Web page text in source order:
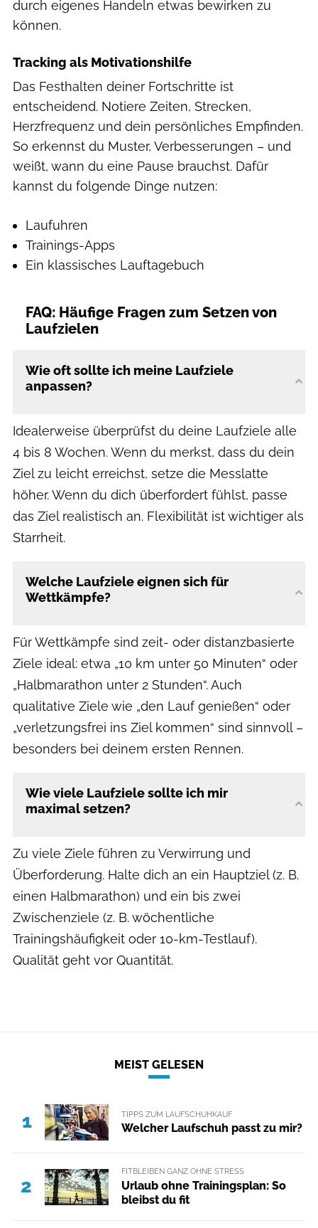
durch eigenes Handeln etwas bewirken zu
können.
Tracking als Motivationshilfe
Das Festhalten deiner Fortschritte ist
entscheidend. Notiere Zeiten, Strecken,
Herzfrequenz und dein persönliches Empfinden.
So erkennst du Muster, Verbesserungen – und
weißt, wann du eine Pause brauchst. Dafür
kannst du folgende Dinge nutzen:
Laufuhren
Trainings-Apps
Ein klassisches Lauftagebuch
FAQ: Häufige Fragen zum Setzen von
Laufzielen
Wie oft sollte ich meine Laufziele
anpassen?
Idealerweise überprüfst du deine Laufziele alle
4 bis 8 Wochen. Wenn du merkst, dass du dein
Ziel zu leicht erreichst, setze die Messlatte
höher. Wenn du dich überfordert fühlst, passe
das Ziel realistisch an. Flexibilität ist wichtiger als
Starrheit.
Welche Laufziele eignen sich für
Wettkämpfe?
Für Wettkämpfe sind zeit- oder distanzbasierte
Ziele ideal: etwa „10 km unter 50 Minuten“ oder
„Halbmarathon unter 2 Stunden“. Auch
qualitative Ziele wie „den Lauf genießen“ oder
„verletzungsfrei ins Ziel kommen“ sind sinnvoll –
besonders bei deinem ersten Rennen.
Wie viele Laufziele sollte ich mir
maximal setzen?
Zu viele Ziele führen zu Verwirrung und
Überforderung. Halte dich an ein Hauptziel (z. B.
einen Halbmarathon) und ein bis zwei
Zwischenziele (z. B. wöchentliche
Trainingshäufigkeit oder 10-km-Testlauf).
Qualität geht vor Quantität.
MEIST GELESEN
1 TIPPS ZUM LAUFSCHUHKAUF
Welcher Laufschuh passt zu mir?
2
FITBLEIBEN GANZ OHNE STRESS
Urlaub ohne Trainingsplan: So
bleibst du fit